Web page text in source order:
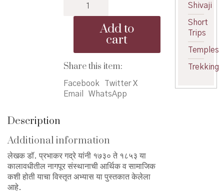
₹115.00.
Rajyache
1853
-
राज्याचे
आर्थिक
Add to
cart
Share this item:
Facebook
Twitter X
Email
WhatsApp
Description
Additional information
लेखक डॉ. प्रभाकर गद्रे यांनी १७३० ते १८५३ या
कालावधीतील नागपूर संस्थानाची आर्थिक व सामाजिक
कशी होती याचा विस्तृत अभ्यास या पुस्तकात केलेला
आहे.
Shivaji
Short
Trips
Temples
Trekking